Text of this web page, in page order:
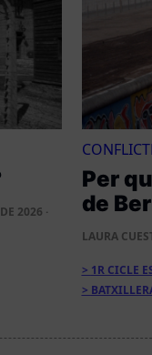
2026 ·
Per
de
LAURA
1R CICLE